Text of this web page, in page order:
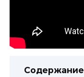
Содержание